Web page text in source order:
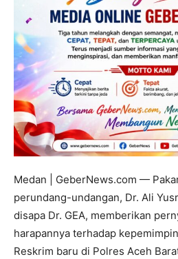
Medan | GeberNews.com —
perundang-undangan, Dr. Ali
disapa Dr. GEA, memberikan
harapannya terhadap
Reskrim baru di Polres Aceh